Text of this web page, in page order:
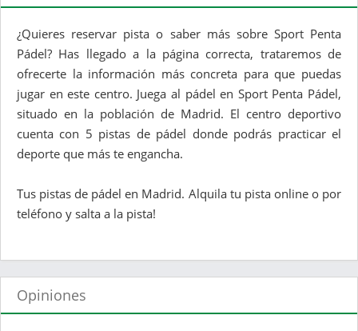
¿Quieres reservar pista o saber más sobre Sport Penta
Pádel? Has llegado a la página correcta, trataremos de
ofrecerte la información más concreta para que puedas
jugar en este centro. Juega al pádel en Sport Penta Pádel,
situado en la población de Madrid. El centro deportivo
cuenta con 5 pistas de pádel donde podrás practicar el
deporte que más te engancha.
Tus pistas de pádel en Madrid. Alquila tu pista online o por
teléfono y salta a la pista!
Opiniones